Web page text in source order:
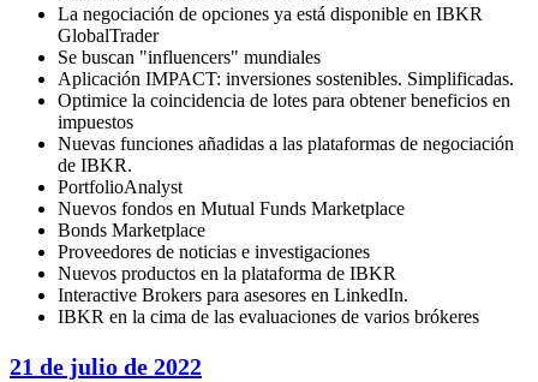
La negociación de opciones ya está disponible en IBKR
GlobalTrader
Se buscan "influencers" mundiales
Aplicación IMPACT: inversiones sostenibles. Simplificadas.
Optimice la coincidencia de lotes para obtener beneficios en
impuestos
Nuevas funciones añadidas a las plataformas de negociación
de IBKR.
PortfolioAnalyst
Nuevos fondos en Mutual Funds Marketplace
Bonds Marketplace
Proveedores de noticias e investigaciones
Nuevos productos en la plataforma de IBKR
Interactive Brokers para asesores en LinkedIn.
IBKR en la cima de las evaluaciones de varios brókeres
21 de julio de 2022